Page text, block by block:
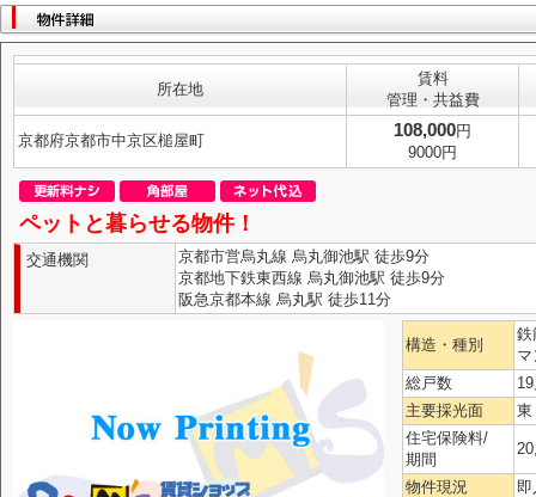
所在地
賃料
管理・共益費
京都府京都市中京区槌屋町
108,000円
9000円
ペットと暮らせる物件！
交通機関
京都市営烏丸線 烏丸御池駅 徒歩9分
京都地下鉄東西線 烏丸御池駅 徒歩9分
阪急京都本線 烏丸駅 徒歩11分
構造・種別
鉄
総戸数
主要採光面
東
住宅保険料/
期間
物件現況